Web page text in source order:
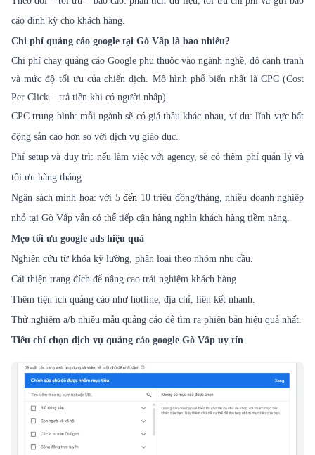
cáo định kỳ cho khách hàng.
Chi phí quảng cáo google tại Gò Vấp là bao nhiêu?
Chi phí chạy quảng cáo Google phụ thuộc vào ngành nghề, độ cạnh tranh
và mức độ tối ưu của chiến dịch. Mô hình phổ biến nhất là CPC (Cost
Per Click – trả tiền khi có người nhấp).
CPC trung bình: mỗi ngành sẽ có giá thầu khác nhau, ví dụ: lĩnh vực bất
động sản cao hơn so với dịch vụ giáo dục.
Phí setup và duy trì: nếu làm việc với agency, sẽ có thêm phí quản lý và
tối ưu hàng tháng.
Ngân sách minh họa: với 5 đến 10 triệu đồng/tháng, nhiều doanh nghiệp
nhỏ tại Gò Vấp vẫn có thể tiếp cận hàng nghìn khách hàng tiềm năng.
Mẹo tối ưu google ads hiệu quả
Nghiên cứu từ khóa kỹ lưỡng, phân loại theo nhóm nhu cầu.
Cải thiện trang đích để nâng cao trải nghiệm khách hàng
Thêm tiện ích quảng cáo như hotline, địa chỉ, liên kết nhanh.
Thử nghiệm a/b nhiều mẫu quảng cáo để tìm ra phiên bản hiệu quả nhất.
Tiêu chí chọn dịch vụ quảng cáo google Gò Vấp uy tín